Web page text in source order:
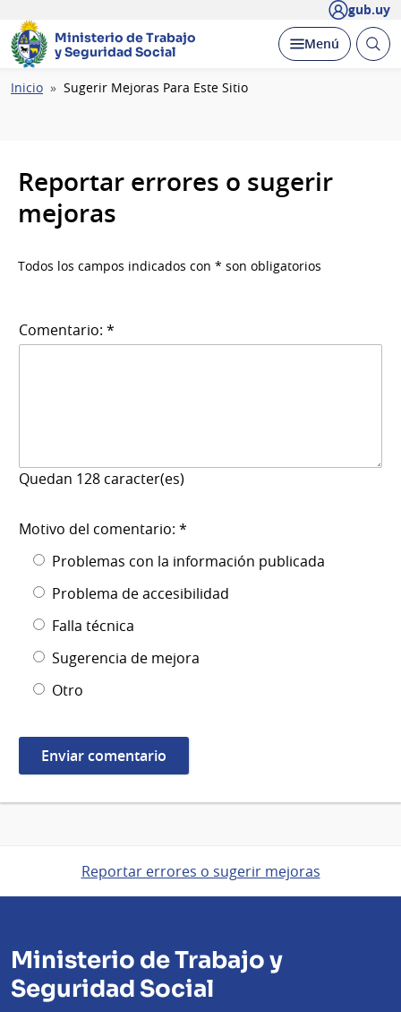
gub.uy
Ministerio de Trabajo
y Seguridad Social
Desplegar
Menú Abrir
Ruta
Inicio Sugerir Mejoras Para Este Sitio
Reportar errores o sugerir
mejoras
Todos los campos indicados con * son obligatorios
Comentario: *
Quedan 128 caracter(es)
Motivo del comentario: *
Problemas con la información publicada
Problema de accesibilidad
Falla técnica
Sugerencia de mejora
Otro
Reportar errores o sugerir mejoras
Ministerio de Trabajo y
Seguridad Social